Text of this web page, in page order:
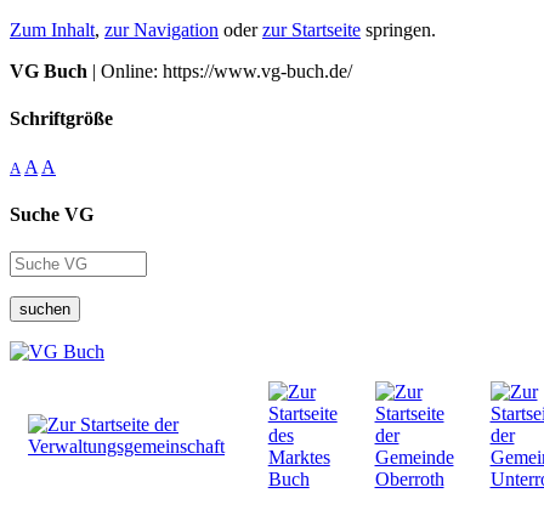
Zum Inhalt, zur Navigation oderzur Startseite springen.
VG Buch | Online: https://www.vg-buch.de/
Schriftgröße
A A A
Suche VG
suchen